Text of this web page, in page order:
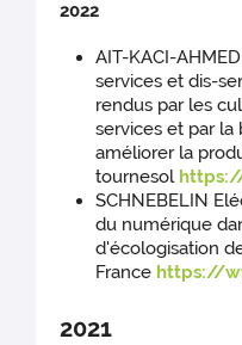
2022
AIT-KACI-
services et dis-
rendus par les
services et par
améliorer la
tournesol
SCHNEBELIN
du numérique
d'écologisation
France https://
2021